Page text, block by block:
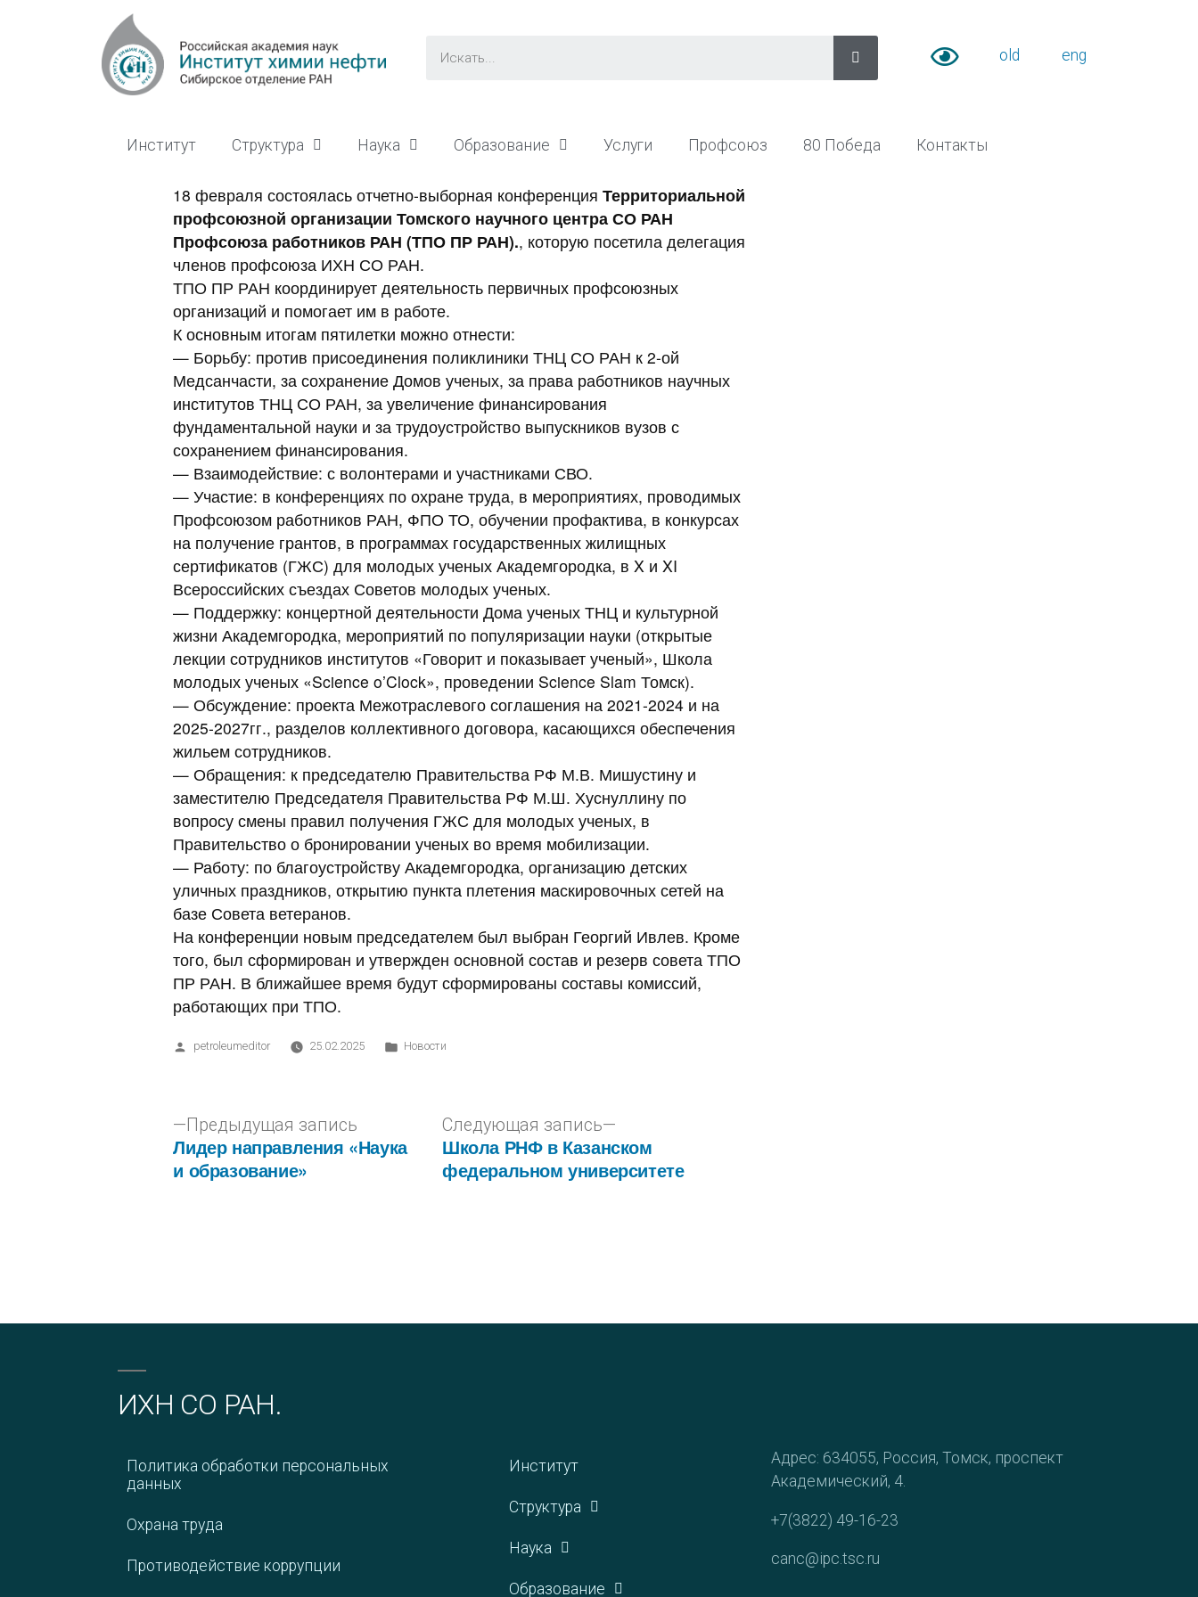
old eng
Институт Структура Наука Образование Услуги Профсоюз 80 Победа Контакты
18 февраля состоялась отчетно-выборная конференцияТерриториальной
профсоюзной организации Томского научного центра СО РАН
Профсоюза работников РАН (ТПО ПР РАН)., которую посетила делегация
членов профсоюза ИХН СО РАН.
ТПО ПР РАН координирует деятельность первичных профсоюзных
организаций и помогает им в работе.
К основным итогам пятилетки можно отнести:
— Борьбу: против присоединения поликлиники ТНЦ СО РАН к 2-ой
Медсанчасти, за сохранение Домов ученых, за права работников научных
институтов ТНЦ СО РАН, за увеличение финансирования
фундаментальной науки и за трудоустройство выпускников вузов с
сохранением финансирования.
— Взаимодействие: с волонтерами и участниками СВО.
— Участие: в конференциях по охране труда, в мероприятиях, проводимых
Профсоюзом работников РАН, ФПО ТО, обучении профактива, в конкурсах
на получение грантов, в программах государственных жилищных
сертификатов (ГЖС) для молодых ученых Академгородка, в X и XI
Всероссийских съездах Советов молодых ученых.
— Поддержку: концертной деятельности Дома ученых ТНЦ и культурной
жизни Академгородка, мероприятий по популяризации науки (открытые
лекции сотрудников институтов «Говорит и показывает ученый», Школа
молодых ученых «Science o’Clock», проведении Science Slam Томск).
— Обсуждение: проекта Межотраслевого соглашения на 2021-2024 и на
2025-2027гг., разделов коллективного договора, касающихся обеспечения
жильем сотрудников.
— Обращения: к председателю Правительства РФ М.В. Мишустину и
заместителю Председателя Правительства РФ М.Ш. Хуснуллину по
вопросу смены правил получения ГЖС для молодых ученых, в
Правительство о бронировании ученых во время мобилизации.
— Работу: по благоустройству Академгородка, организацию детских
уличных праздников, открытию пункта плетения маскировочных сетей на
базе Совета ветеранов.
На конференции новым председателем был выбран Георгий Ивлев. Кроме
того, был сформирован и утвержден основной состав и резерв совета ТПО
ПР РАН. В ближайшее время будут сформированы составы комиссий,
работающих при ТПО.
petroleumeditor 25.02.2025 Новости
Предыдущая запись
Лидер направления «Наука
и образование»
Следующая запись
Школа РНФ в Казанском
федеральном университете
ИХН СО РАН.
Политика обработки персональных
данных
Охрана труда
Противодействие коррупции
Институт
Структура
Наука
Образование
Адрес: 634055, Россия, Томск, проспект
Академический, 4.
+7(3822) 49-16-23
canc@ipc.tsc.ru